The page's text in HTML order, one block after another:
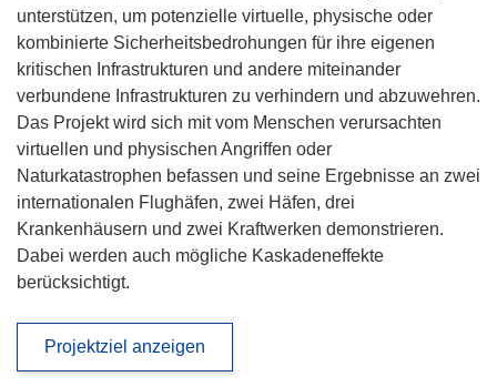
unterstützen, um potenzielle virtuelle, physische oder
kombinierte Sicherheitsbedrohungen für ihre eigenen
kritischen Infrastrukturen und andere miteinander
verbundene Infrastrukturen zu verhindern und abzuwehren.
Das Projekt wird sich mit vom Menschen verursachten
virtuellen und physischen Angriffen oder
Naturkatastrophen befassen und seine Ergebnisse an zwei
internationalen Flughäfen, zwei Häfen, drei
Krankenhäusern und zwei Kraftwerken demonstrieren.
Dabei werden auch mögliche Kaskadeneffekte
berücksichtigt.
Projektziel anzeigen